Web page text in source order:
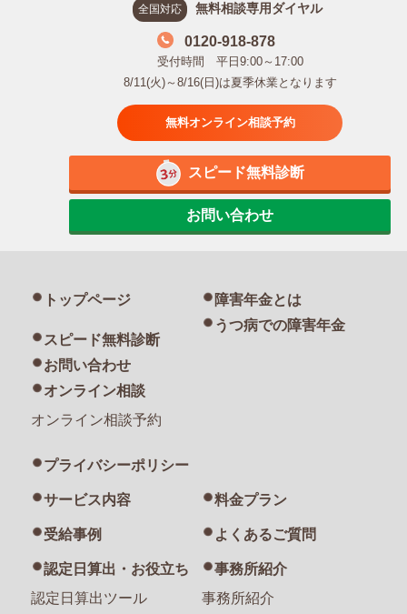
全国対応 無料相談専用ダイヤル
0120-918-878
受付時間 平日9:00～17:00
8/11(火)～8/16(日)は夏季休業となります
無料オンライン相談予約
スピード無料診断
お問い合わせ
トップページ
スピード無料診断
お問い合わせ
オンライン相談
オンライン相談予約
プライバシーポリシー
障害年金とは
うつ病での障害年金
サービス内容 料金プラン
受給事例 よくあるご質問
認定日算出・お役立ち
認定日算出ツール
事務所紹介
事務所紹介